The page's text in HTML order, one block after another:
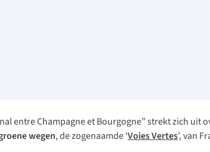
entre Champagne et Bourgogne” strekt zich uit
wegen, de zogenaamde ‘Voies Vertes’, van